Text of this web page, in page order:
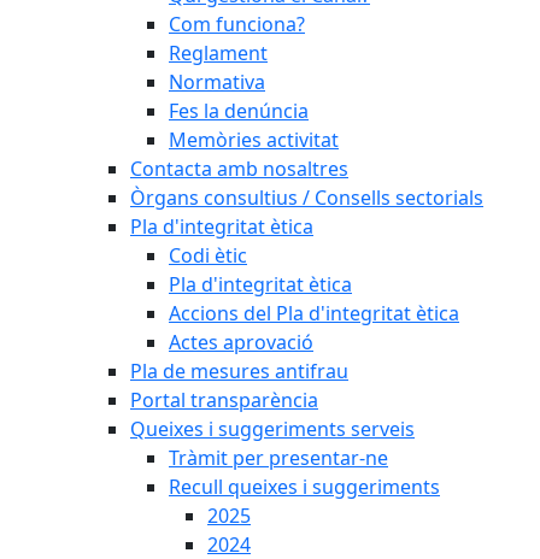
Com funciona?
Reglament
Normativa
Fes la denúncia
Memòries activitat
Contacta amb nosaltres
Òrgans consultius / Consells sectorials
Pla d'integritat ètica
Codi ètic
Pla d'integritat ètica
Accions del Pla d'integritat ètica
Actes aprovació
Pla de mesures antifrau
Portal transparència
Queixes i suggeriments serveis
Tràmit per presentar-ne
Recull queixes i suggeriments
2025
2024